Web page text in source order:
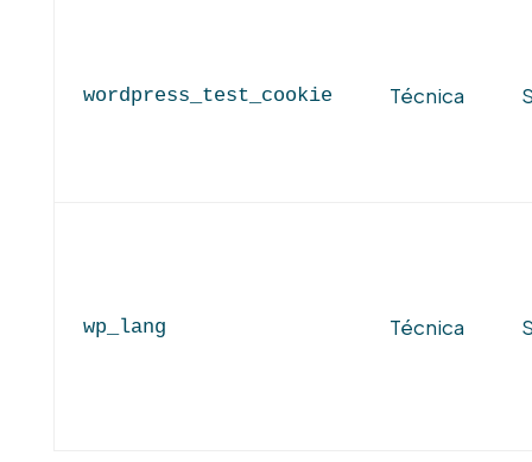
wordpress_test_cookie Técnica
wp_lang Técnica